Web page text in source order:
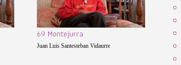
69 Montejurra
Juan Luis Santesteban Vidaurre